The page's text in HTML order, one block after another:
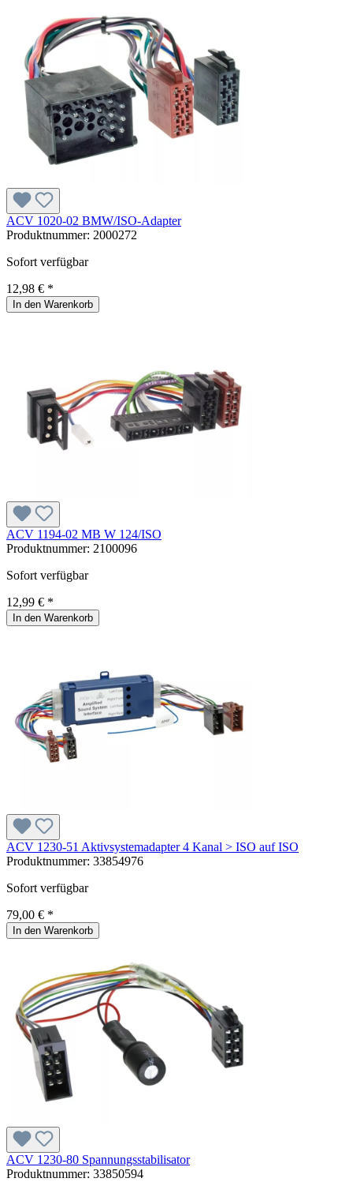
ACV 1020-02 BMW/ISO-Adapter
Produktnummer: 2000272
Sofort verfügbar
12,98 € *
In den Warenkorb
ACV 1194-02 MB W 124/ISO
Produktnummer: 2100096
Sofort verfügbar
12,99 € *
In den Warenkorb
ACV 1230-51 Aktivsystemadapter 4 Kanal > ISO auf ISO
Produktnummer: 33854976
Sofort verfügbar
79,00 € *
In den Warenkorb
ACV 1230-80 Spannungsstabilisator
Produktnummer: 33850594